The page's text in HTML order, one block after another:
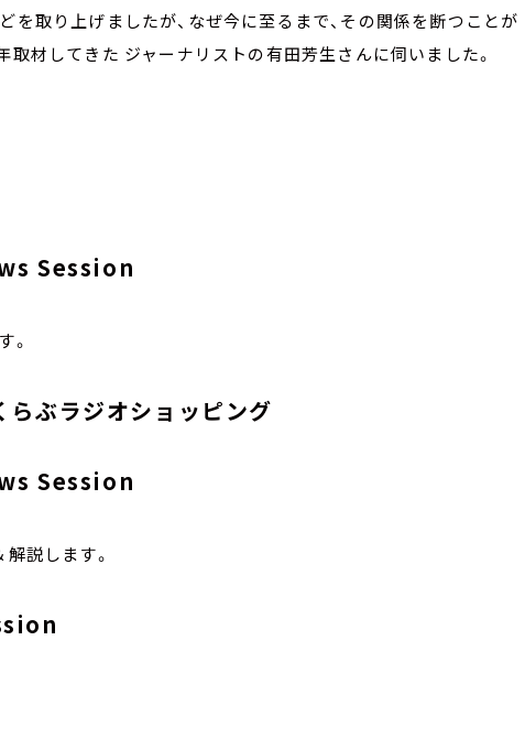
を取り上げましたが、なぜ今に至るまで、その関係を断つことが
材してきた ジャーナリストの有田芳生さんに伺いました。
Session
。
ぶラジオショッピング
Session
説します。